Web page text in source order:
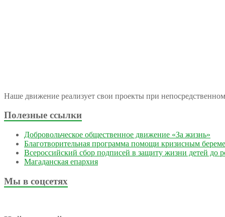
Наше движение реализует свои проекты при
Полезные ссылки
Добровольческое общественное движение «За жизнь»
Благотворительная программа помощи кризисным
Всероссийский сбор подписей в защиту жизни детей до
Магаданская епархия
Мы в соцсетях